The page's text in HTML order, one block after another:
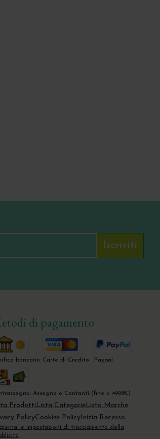
Iscriviti
di pagamento
bancario Carte di Credito Paypal
Assegno o Contanti (fino a 4998€)
Prodotti Lista Categorie Lista Marche
PolicyCookies Policy Inizia Recesso
le impostazioni di tracciamento della